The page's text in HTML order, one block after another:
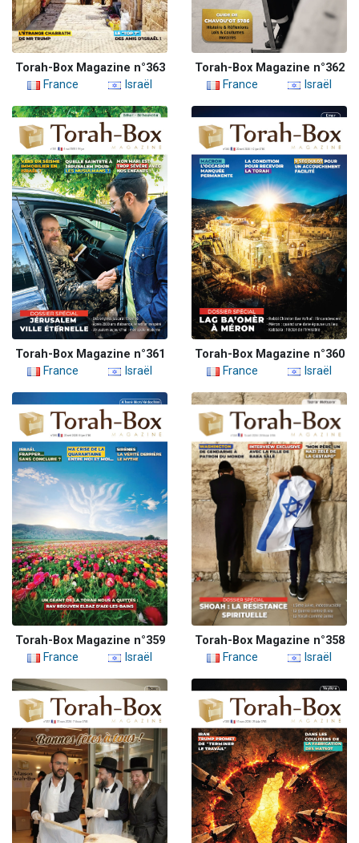
Torah-Box Magazine n°363
France
Israël
Torah-Box Magazine n°362
France
Israël
Torah-Box Magazine n°361
France
Israël
Torah-Box Magazine n°360
France
Israël
Torah-Box Magazine n°359
France
Israël
Torah-Box Magazine n°358
France
Israël